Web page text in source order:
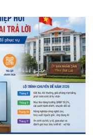
chuyện thời sự
truyện đêm khuya
sổ tình yêu